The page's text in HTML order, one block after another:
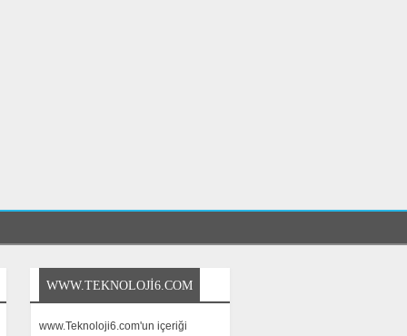
WWW.TEKNOLOJI6.COM
www.Teknoloji6.com'un içeriği